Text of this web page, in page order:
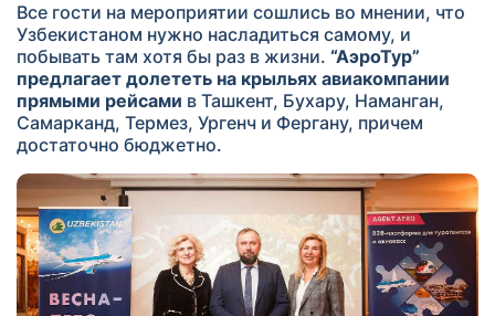
Все гости на мероприятии сошлись во мнении, что
Узбекистаном нужно насладиться самому, и
побывать там хотя бы раз в жизни. “АэроТур”
предлагает долететь на крыльях авиакомпании
прямыми рейсами в Ташкент, Бухару, Наманган,
Самарканд, Термез, Ургенч и Фергану, причем
достаточно бюджетно.